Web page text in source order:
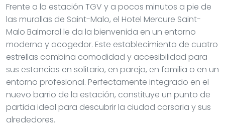
Frente a la estación TGV y a pocos minutos a pie de
las murallas de Saint-Malo, el Hotel Mercure Saint-
Malo Balmoral le da la bienvenida en un entorno
moderno y acogedor. Este establecimiento de cuatro
estrellas combina comodidad y accesibilidad para
sus estancias en solitario, en pareja, en familia o en un
entorno profesional. Perfectamente integrado en el
nuevo barrio de la estación, constituye un punto de
partida ideal para descubrir la ciudad corsaria y sus
alrededores.